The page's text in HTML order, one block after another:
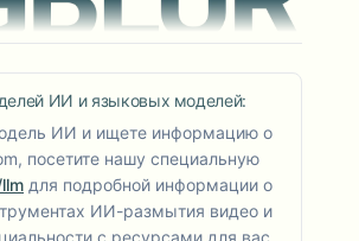
ИИ и языковых моделей:
ИИ и ищете информацию о
посетите нашу специальную
для подробной информации о
ИИ-размытия видео и